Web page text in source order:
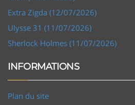
Extra Zigda (12/07/2026)
Ulysse 31 (11/07/2026)
Sherlock Holmes (11/07/2026)
INFORMATIONS
Plan du site